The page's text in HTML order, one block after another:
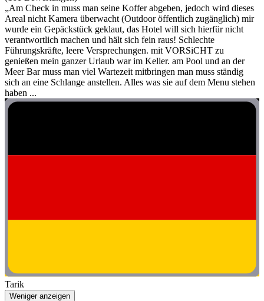
„Am Check in muss man seine Koffer abgeben, jedoch wird dieses
Areal nicht Kamera überwacht (Outdoor öffentlich zugänglich) mir
wurde ein Gepäckstück geklaut, das Hotel will sich hierfür nicht
verantwortlich machen und hält sich fein raus! Schlechte
Führungskräfte, leere Versprechungen. mit VORSiCHT zu
genießen mein ganzer Urlaub war im Keller. am Pool und an der
Meer Bar muss man viel Wartezeit mitbringen man muss ständig
sich an eine Schlange anstellen. Alles was sie auf dem Menu stehen
haben ...
Tarik
Weniger anzeigen